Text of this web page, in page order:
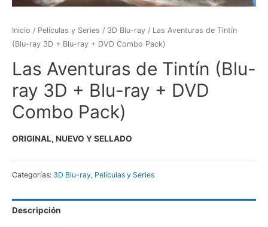
Inicio / Películas y Series / 3D Blu-ray / Las Aventuras de Tintín
(Blu-ray 3D + Blu-ray + DVD Combo Pack)
Las Aventuras de Tintín (Blu-
ray 3D + Blu-ray + DVD
Combo Pack)
ORIGINAL, NUEVO Y SELLADO
Categorías: 3D Blu-ray, Películas y Series
Descripción